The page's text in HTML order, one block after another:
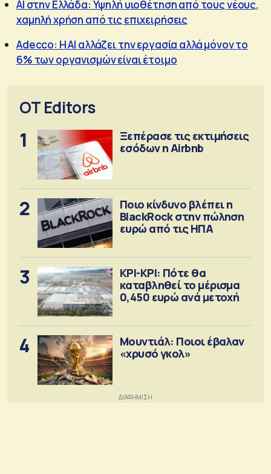
AI στην Ελλάδα: Υψηλή υιοθέτηση από τους νέους,
χαμηλή χρήση από τις επιχειρήσεις
Adecco: H AI αλλάζει την εργασία αλλά μόνον το
6% των οργανισμών είναι έτοιμο
OT Editors
1
Ξεπέρασε τις εκτιμήσεις
εσόδων η Airbnb
2
Ποιο κίνδυνο βλέπει η
BlackRock στην πώληση
ευρώ από τις ΗΠΑ
3
ΚΡΙ-ΚΡΙ: Πότε θα
καταβληθεί το μέρισμα
0,450 ευρώ ανά μετοχή
4
Μουντιάλ: Ποιοι έβαλαν
«χρυσό γκολ»